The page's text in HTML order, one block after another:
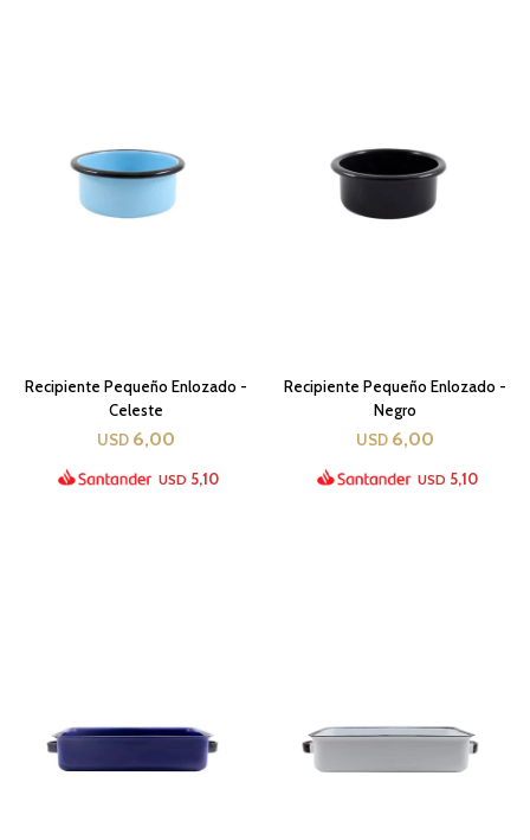
Recipiente Pequeño Enlozado -
Celeste
USD 6,00
USD 5,10
Recipiente Pequeño Enlozado -
Negro
USD 6,00
USD 5,10